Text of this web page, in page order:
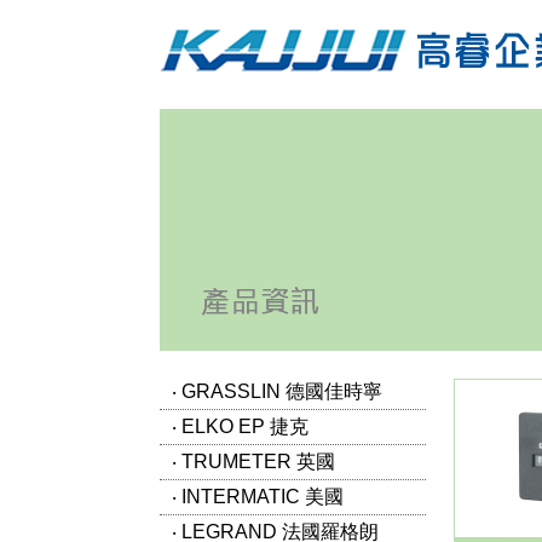
‧ GRASSLIN 德國佳時寧
‧ ELKO EP 捷克
‧ TRUMETER 英國
‧ INTERMATIC 美國
‧ LEGRAND 法國羅格朗